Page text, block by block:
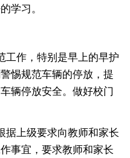
学习。
工作，特别是早上的早护
惕规范车辆的停放，提
辆停放安全。做好校门
据上级要求向教师和家长
事宜，要求教师和家长